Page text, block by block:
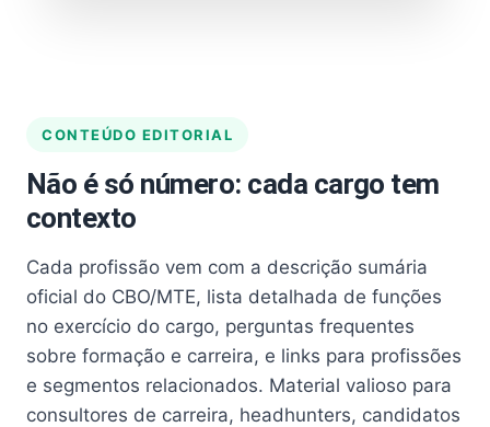
CONTEÚDO EDITORIAL
Não é só número: cada cargo tem
contexto
Cada profissão vem com a descrição sumária
oficial do CBO/MTE, lista detalhada de funções
no exercício do cargo, perguntas frequentes
sobre formação e carreira, e links para profissões
e segmentos relacionados. Material valioso para
consultores de carreira, headhunters, candidatos